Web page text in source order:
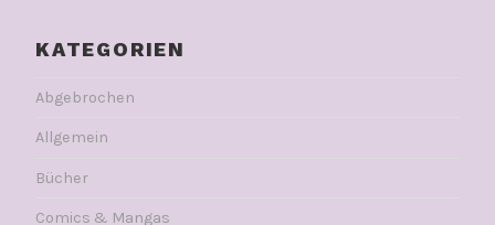
KATEGORIEN
Abgebrochen
Allgemein
Bücher
Comics & Mangas